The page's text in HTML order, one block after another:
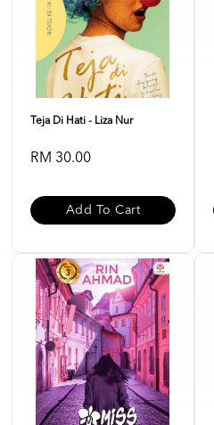
Teja Di Hati - Liza Nur
RM 30.00
Add To Cart